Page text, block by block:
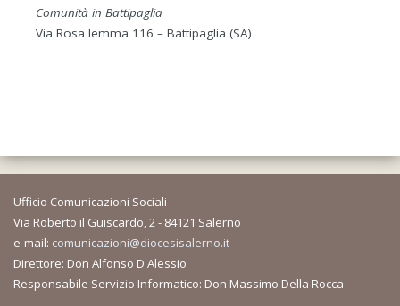
Comunità in Battipaglia
Via Rosa Iemma 116 – Battipaglia (SA)
Ufficio Comunicazioni Sociali
Via Roberto il Guiscardo, 2 - 84121 Salerno
e-mail: comunicazioni@diocesisalerno.it
Direttore: Don Alfonso D'Alessio
Responsabile Servizio Informatico: Don Massimo Della Rocca